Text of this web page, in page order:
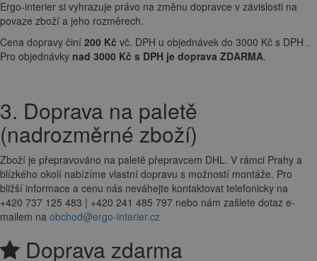
Ergo-interier si vyhrazuje právo na změnu dopravce v závislosti na
povaze zboží a jeho rozměrech.
Cena dopravy činí 200 Kč vč. DPH u objednávek do 3000 Kč s DPH .
Pro objednávky nad 3000 Kč s DPH je doprava ZDARMA.
3. Doprava na paletě
(nadrozměrné zboží)
Zboží je přepravováno na paletě přepravcem DHL. V rámci Prahy a
blízkého okolí nabízíme vlastní dopravu s možností montáže. Pro
bližší informace a cenu nás neváhejte kontaktovat telefonicky na
+420 737 125 483 | +420 241 485 797 nebo nám zašlete dotaz e-
mailem na obchod@ergo-interier.cz
Doprava zdarma